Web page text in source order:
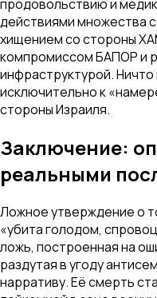
продовольствию и
действиями множества
хищением со стороны
компромиссом БАПОР и
инфраструктурой. Ничто
исключительно к
стороны Израиля.
Заключение:
реальными
Ложное утверждение о
«убита голодом,
ложь, построенная на
раздутая в угоду
нарративу. Её смерть